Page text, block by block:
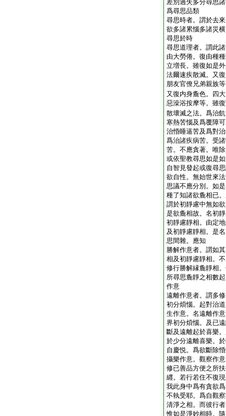
差別過失多分尋思
爲尋思品類
尋思時者。謂於去
欲多諸累惱多諸災
尋思於時
尋思道理者。謂此
由大勞倦。復由種
立増長。雖復如是
法爾速疾散滅。又
朋友官僚兄弟親族
又復内身麁色。四
惡澡浴按摩等。雖
散壞滅之法。爲治
寒熱苦惱及爲覆障
治惛睡逼苦及爲對
爲治諸疾病苦。受
苦。不應貪著。唯
或依聖教尋思如是
自智見發起或復尋
欲自性。無始世來
思議不應分別。如
種了知諸欲麁相已
謂於初靜慮中無如
是欲麁相故。名初
初靜慮靜相。由定
及初靜慮靜相。是
思間雜。應知
勝解作意者。謂如
相及初靜慮靜相。
修行勝解縁麁靜相
所尋思麁靜之相數
作意
遠離作意者。謂多
初分煩惱。起對治
生作意。名遠離作
界初分煩惱。及已
斷及遠離起於喜樂
於少分遠離喜樂。
自慶悦。爲欲斷除
攝樂作意。觀察作
修已善品方便之所
纒。若行若住不復
我此身中爲有貪欲
不執受耶。爲自觀
清淨之相。而彼行
惟如是淨妙相時。